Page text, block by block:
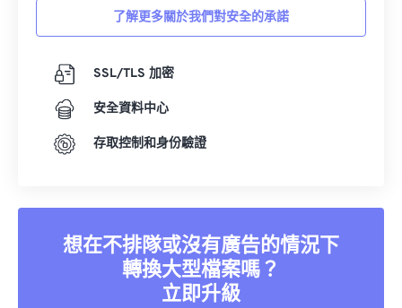
了解更多關於我們對安全的承諾
SSL/TLS 加密
安全資料中心
存取控制和身份驗證
想在不排隊或沒有廣告的情況下
轉換大型檔案嗎？
立即升級